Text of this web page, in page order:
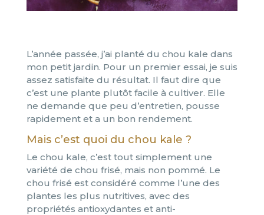
L’année passée, j’ai planté du chou kale dans
mon petit jardin. Pour un premier essai, je suis
assez satisfaite du résultat. Il faut dire que
c’est une plante plutôt facile à cultiver. Elle
ne demande que peu d’entretien, pousse
rapidement et a un bon rendement.
Mais c’est quoi du chou kale ?
Le chou kale, c’est tout simplement une
variété de chou frisé, mais non pommé. Le
chou frisé est considéré comme l’une des
plantes les plus nutritives, avec des
propriétés antioxydantes et anti-